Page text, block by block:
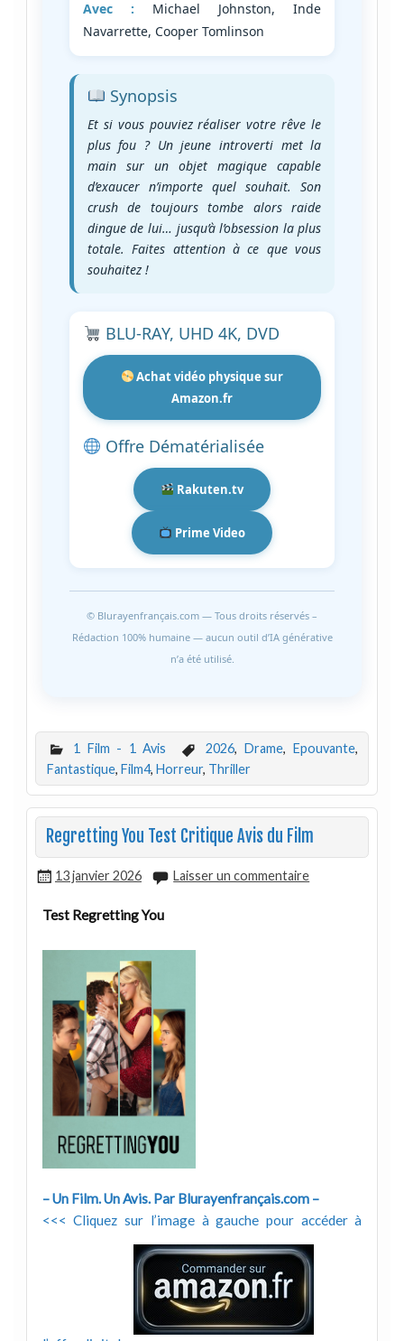
Avec : Michael Johnston, Inde
Navarrette, Cooper Tomlinson
Synopsis
Et si vous pouviez réaliser votre rêve le
plus fou ? Un jeune introverti met la
main sur un objet magique capable
d’exaucer n’importe quel souhait. Son
crush de toujours tombe alors raide
dingue de lui… jusqu’à l’obsession la plus
totale. Faites attention à ce que vous
souhaitez !
BLU-RAY, UHD 4K, DVD
Achat vidéo physique sur
Amazon.fr
Offre Dématérialisée
Rakuten.tv
Prime Video
© Blurayenfrançais.com — Tous droits réservés –
Rédaction 100% humaine — aucun outil d’IA générative
n’a été utilisé.
1 Film - 1 Avis 2026, Drame, Epouvante,
Fantastique, Film4, Horreur, Thriller
Regretting You Test Critique Avis du Film
13 janvier 2026 Laisser un commentaire
Test Regretting You
– Un Film. Un Avis. Par Blurayenfrançais.com –
<<< Cliquez sur l’image à gauche pour accéder à